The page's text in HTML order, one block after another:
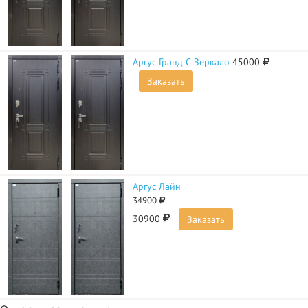
Аргус Гранд С Зеркало 45000
Заказать
Аргус Лайн
34900
30900 Заказать